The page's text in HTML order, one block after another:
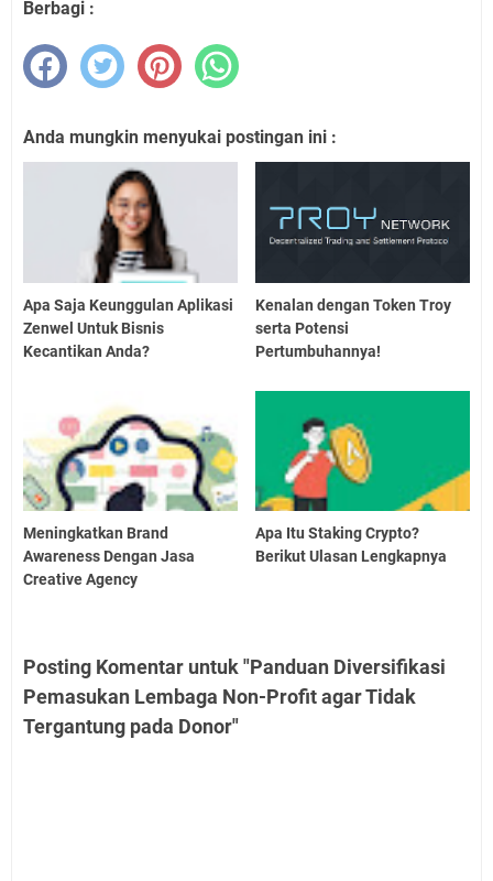
Berbagi :
Anda mungkin menyukai postingan ini :
Apa Saja Keunggulan Aplikasi
Zenwel Untuk Bisnis
Kecantikan Anda?
Kenalan dengan Token Troy
serta Potensi
Pertumbuhannya!
Meningkatkan Brand
Awareness Dengan Jasa
Creative Agency
Apa Itu Staking Crypto?
Berikut Ulasan Lengkapnya
Posting Komentar untuk "Panduan Diversifikasi
Pemasukan Lembaga Non-Profit agar Tidak
Tergantung pada Donor"